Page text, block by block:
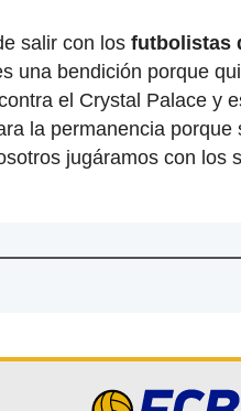
salir con los futbolistas
una bendición porque
el Crystal Palace y
la permanencia porque
jugáramos con los